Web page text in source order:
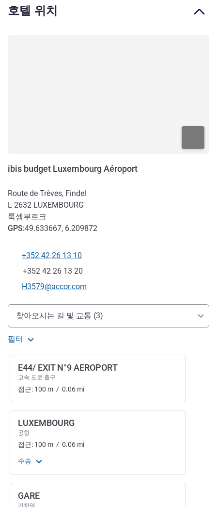
호텔 위치
ibis budget Luxembourg Aéroport
Route de Trèves, Findel
L 2632 LUXEMBOURG
룩셈부르크
GPS:49.633667, 6.209872
전화
+352 42 26 13 10
팩스
+352 42 26 13 20
E-mail
H3579@accor.com
호텔 접근 및 교통
찾아오시는 길 및 교통 (3)
필터
E44/ EXIT N°9 AEROPORT
고속 도로 출구
접근: 100 m / 0.06 mi
LUXEMBOURG
공항
접근: 100 m / 0.06 mi
수송
GARE
기차역